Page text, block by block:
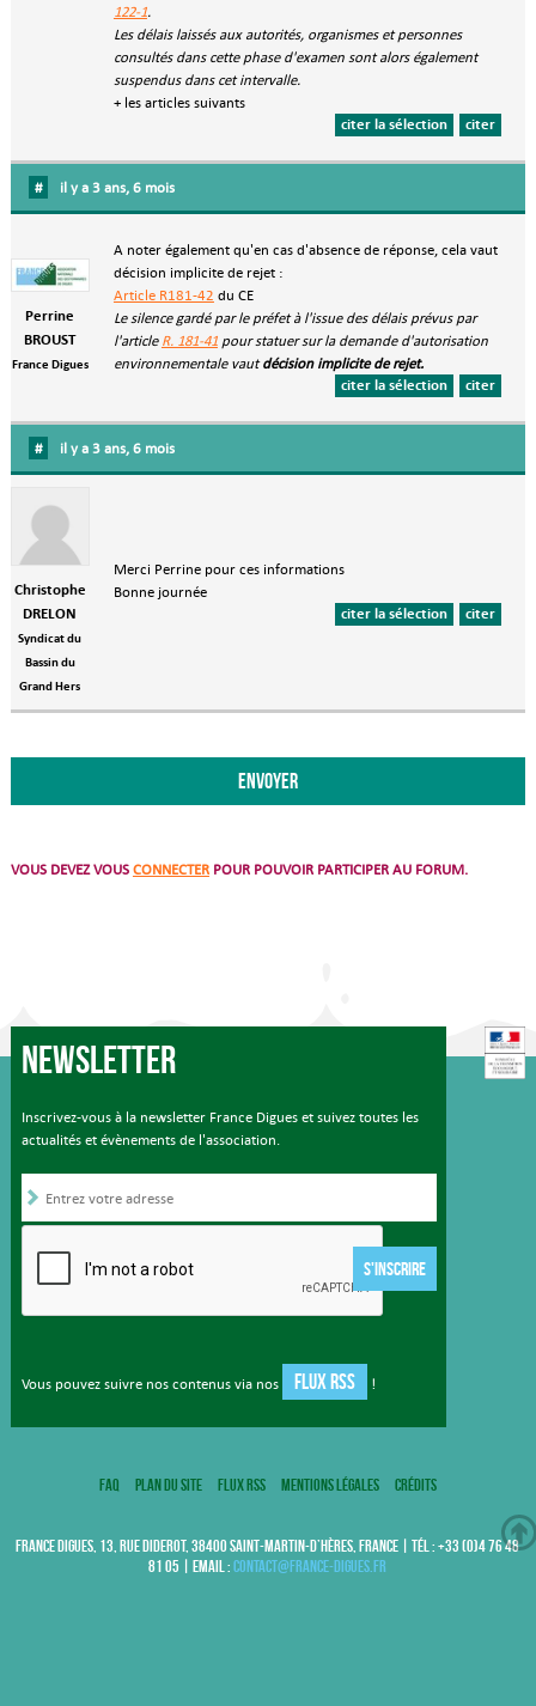
122-1.
Les délais laissés aux autorités, organismes et personnes
consultés dans cette phase d'examen sont alors également
suspendus dans cet intervalle.
+ les articles suivants
citer
citer la sélection
# il y a 3 ans, 6 mois
Perrine
BROUST
France Digues
A noter également qu'en cas d'absence de réponse, cela vaut
décision implicite de rejet :
Article R181-42 du CE
Le silence gardé par le préfet à l'issue des délais prévus par
l'article R. 181-41pour statuer sur la demande d'autorisation
environnementale vautdécision implicite de rejet.
citer
citer la sélection
# il y a 3 ans, 6 mois
Christophe
DRELON
Syndicat du
Bassin du
Grand Hers
Merci Perrine pour ces informations
Bonne journée
citer
citer la sélection
VOUS DEVEZ VOUS CONNECTERPOUR POUVOIR PARTICIPER AU FORUM.
Newsletter
Inscrivez-vous à la newsletter France Digues et suivez toutes les
actualités et évènements de l'association.
S'INSCRIRE
Vous pouvez suivre nos contenus via nos FLUX RSS !
FAQ Plan du site Flux RSS Mentions légales Crédits
FRANCE DIGUES, 13, RUE DIDEROT, 38400 SAINT-MARTIN-D’HÈRES, FRANCE | TÉL : +33 (0)4 76 48
81 05 | EMAIL :contact@france-digues.fr